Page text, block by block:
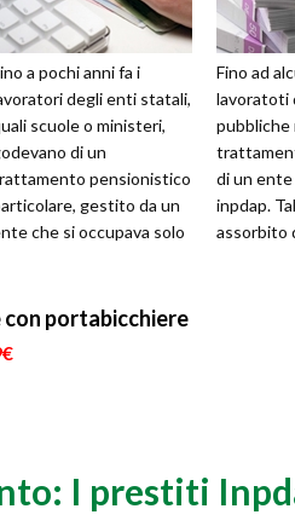
a pochi anni fa i
degli enti statali,
scuole o ministeri,
di un
pensionistico
gestito da un
che si occupava solo
Fino ad
lavoratoti
pubbliche
di un
inpdap.
assorbito
con portabicchiere
I prestiti